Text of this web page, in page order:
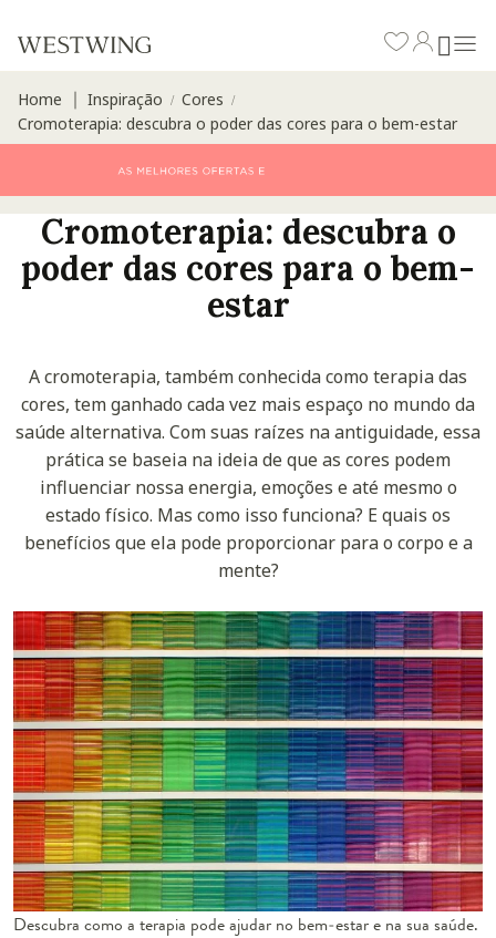
Home Inspiração / Cores /
Cromoterapia: descubra o poder das cores para o bem-estar
Cromoterapia: descubra o
poder das cores para o bem-
estar
A cromoterapia, também conhecida como terapia das
cores, tem ganhado cada vez mais espaço no mundo da
saúde alternativa. Com suas raízes na antiguidade, essa
prática se baseia na ideia de que as cores podem
influenciar nossa energia, emoções e até mesmo o
estado físico. Mas como isso funciona? E quais os
benefícios que ela pode proporcionar para o corpo e a
mente?
Descubra como a terapia pode ajudar no bem-estar e na sua saúde.